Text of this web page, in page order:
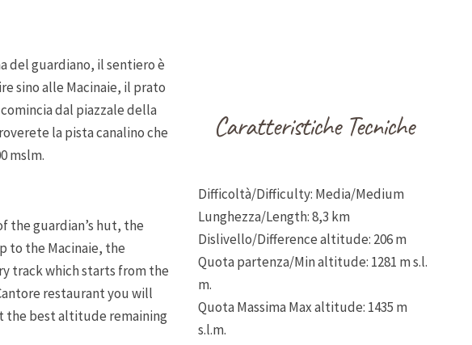
del guardiano, il sentiero è
sino alle Macinaie, il prato
dal piazzale della
la pista canalino che
mslm.
the guardian’s hut, the
to the Macinaie, the
track which starts from the
restaurant you will
the best altitude remaining
Caratteristiche Tecniche
Difficoltà/Difficulty: Media/Medium
Lunghezza/Length: 8,3 km
Dislivello/Difference altitude: 206 m
Quota partenza/Min altitude: 1281 m s.l.
m.
Quota Massima Max altitude: 1435 m
s.l.m.